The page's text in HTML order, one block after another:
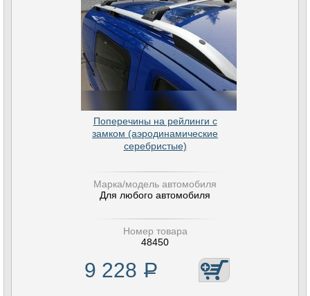
Поперечины на рейлинги с
замком (аэродинамические
серебристые)
Марка/модель автомобиля
Для любого автомобиля
Номер товара
48450
9 228 Р